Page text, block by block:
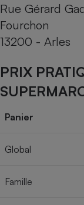
Rue Gérard
Fourchon
13200 - Arles
PRIX
Panier
Global
Famille